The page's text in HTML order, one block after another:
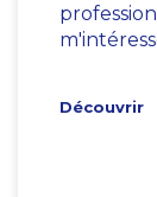
Découvrir